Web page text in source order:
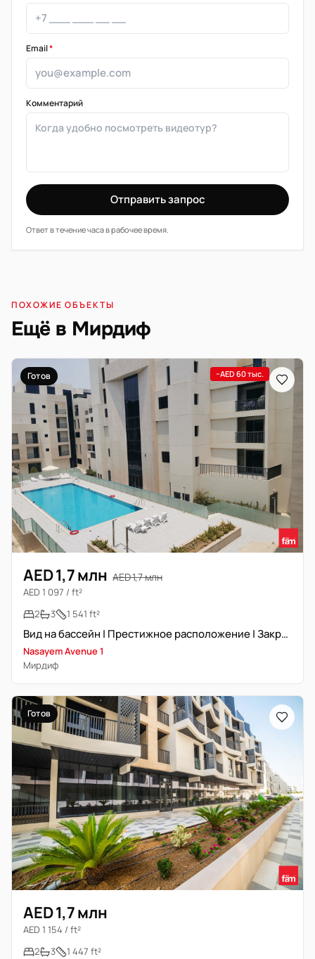
Email*
Комментарий
Отправить запрос
Ответ в течение часа в рабочее время.
ПОХОЖИЕ ОБЪЕКТЫ
Ещё в Мирдиф
Готов −AED 60 тыс.
AED 1,7 млн AED 1,7 млн
AED 1 097 / ft²
2
3 1 541 ft²
Вид на бассейн | Престижное расположение | Закрытая кухня
Nasayem Avenue 1
Мирдиф
Готов
AED 1,7 млн
AED 1 154 / ft²
2
3 1 447 ft²